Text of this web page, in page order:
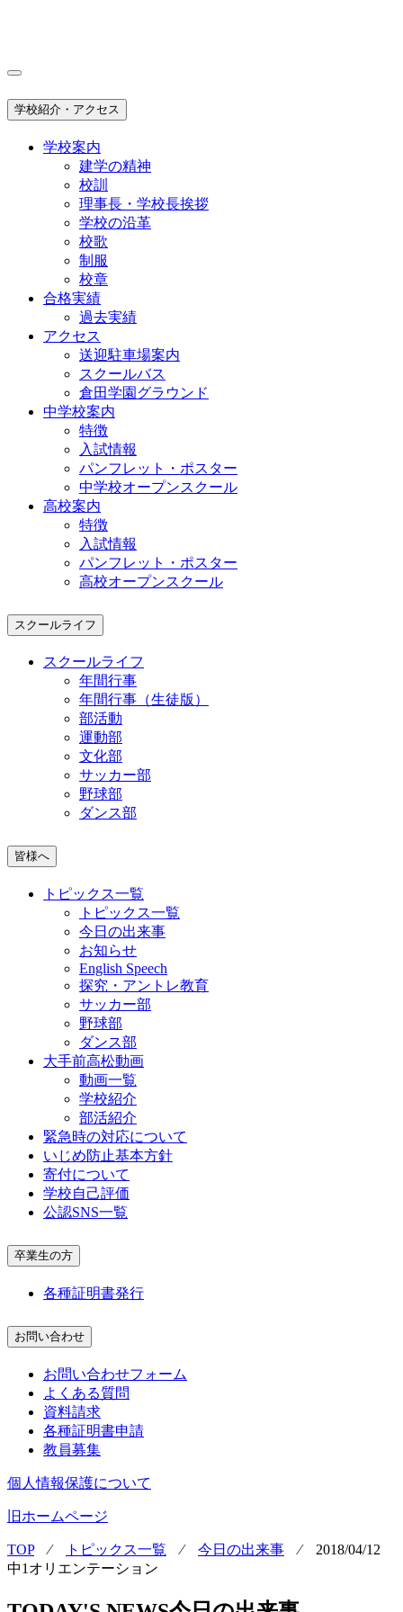
学校紹介・アクセス
学校案内
建学の精神
校訓
理事長・学校長挨拶
学校の沿革
校歌
制服
校章
合格実績
過去実績
アクセス
送迎駐車場案内
スクールバス
倉田学園グラウンド
中学校案内
特徴
入試情報
パンフレット・ポスター
中学校オープンスクール
高校案内
特徴
入試情報
パンフレット・ポスター
高校オープンスクール
スクールライフ
スクールライフ
年間行事
年間行事（生徒版）
部活動
運動部
文化部
サッカー部
野球部
ダンス部
皆様へ
トピックス一覧
トピックス一覧
今日の出来事
お知らせ
English Speech
探究・アントレ教育
サッカー部
野球部
ダンス部
大手前高松動画
動画一覧
学校紹介
部活紹介
緊急時の対応について
いじめ防止基本方針
寄付について
学校自己評価
公認SNS一覧
卒業生の方
各種証明書発行
お問い合わせ
お問い合わせフォーム
よくある質問
資料請求
各種証明書申請
教員募集
個人情報保護について
旧ホームページ
TOP⁄ トピックス一覧 ⁄ 今日の出来事 ⁄ 2018/04/12
中1オリエンテーション